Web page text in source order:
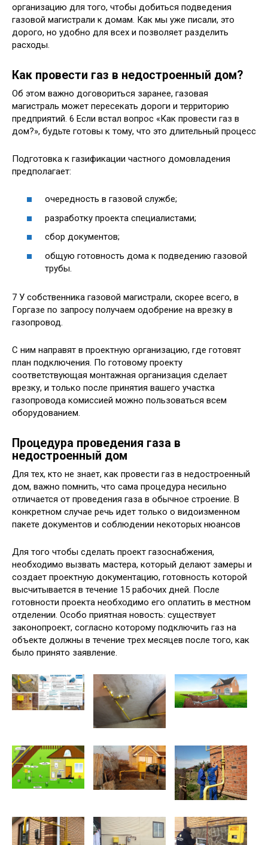
организацию для того, чтобы добиться подведения
газовой магистрали к домам. Как мы уже писали, это
дорого, но удобно для всех и позволяет разделить
расходы.
Как провести газ в недостроенный дом?
Об этом важно договориться заранее, газовая
магистраль может пересекать дороги и территорию
предприятий. 6 Если встал вопрос «Как провести газ в
дом?», будьте готовы к тому, что это длительный процесс
Подготовка к газификации частного домовладения
предполагает:
очередность в газовой службе;
разработку проекта специалистами;
сбор документов;
общую готовность дома к подведению газовой
трубы.
7 У собственника газовой магистрали, скорее всего, в
Горгазе по запросу получаем одобрение на врезку в
газопровод.
С ним направят в проектную организацию, где готовят
план подключения. По готовому проекту
соответствующая монтажная организация сделает
врезку, и только после принятия вашего участка
газопровода комиссией можно пользоваться всем
оборудованием.
Процедура проведения газа в
недостроенный дом
Для тех, кто не знает, как провести газ в недостроенный
дом, важно помнить, что сама процедура несильно
отличается от проведения газа в обычное строение. В
конкретном случае речь идет только о видоизменном
пакете документов и соблюдении некоторых нюансов
Для того чтобы сделать проект газоснабжения,
необходимо вызвать мастера, который делают замеры и
создает проектную документацию, готовность которой
высчитывается в течение 15 рабочих дней. После
готовности проекта необходимо его оплатить в местном
отделении. Особо приятная новость: существует
законопроект, согласно которому подключить газ на
объекте должны в течение трех месяцев после того, как
было принято заявление.